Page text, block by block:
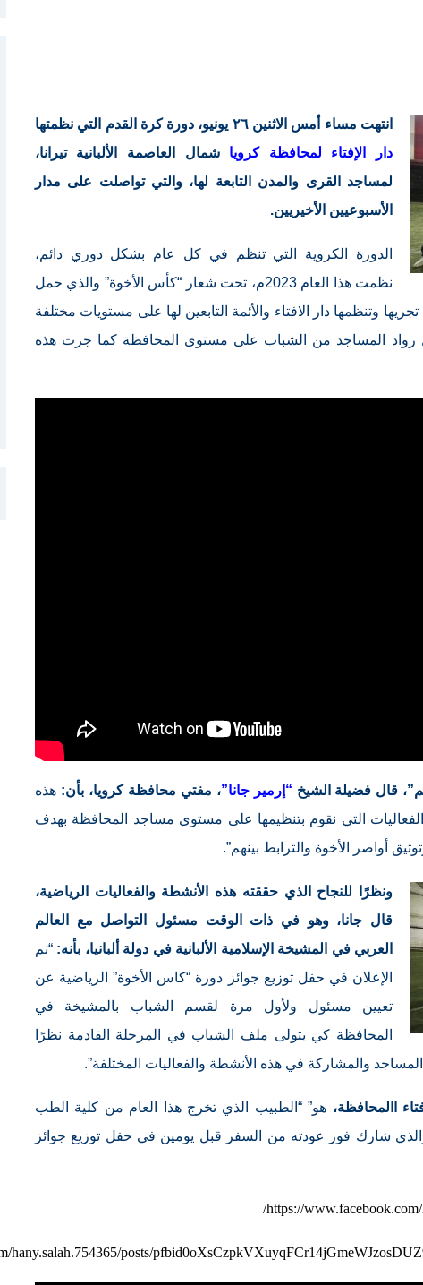
انتهت مساء أمس الاثنين ٢٦ يونيو، دورة كرة القدم التي نظمتها
دار الإفتاء لمحافظة كروياشمال العاصمة الألبانية تيرانا،
لمساجد القرى والمدن التابعة لها، والتي تواصلت على مدار
الأسبوعيين الأخيريين.
الدورة الكروية التي تنظم في كل عام بشكل دوري دائم،
نظمت هذا العام 2023م، تحت شعار “كأس الأخوة” والذي حمل
وتنظمها دار الافتاء والأئمة التابعين لها على مستويات مختلفة
المساجد من الشباب على مستوى المحافظة كما جرت هذه
قال فضيلة الشيخ “إرمير جانا”، مفتي محافظة كرويا، بأن: هذه
التي نقوم بتنظيمها على مستوى مساجد المحافظة بهدف
أواصر الأخوة والترابط بينهم”.
ونظرًا للنجاح الذي حققته هذه الأنشطة والفعاليات الرياضية،
قال جانا، وهو في ذات الوقت مسئول التواصل مع العالم
العربي في المشيخة الإسلامية الألبانية في دولة ألبانيا، بأنه: “تم
الإعلان في حفل توزيع جوائز دورة “كاس الأخوة” الرياضية عن
تعيين مسئول ولأول مرة لقسم الشباب بالمشيخة في
المحافظة كي يتولى ملف الشباب في المرحلة القادمة نظرًا
والمشاركة في هذه الأنشطة والفعاليات المختلفة”.
االمحافظة، هو” “الطبيب الذي تخرج هذا العام من كلية الطب
شارك فور عودته من السفر قبل يومين في حفل توزيع جوائز
https://
hany.salah.754365/posts/